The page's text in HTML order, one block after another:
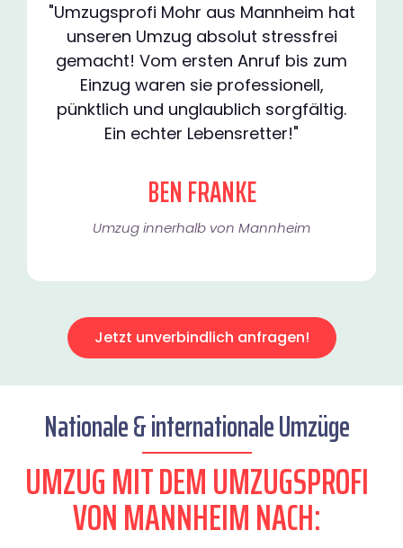
"Umzugsprofi Mohr aus Mannheim hat
unseren Umzug absolut stressfrei
gemacht! Vom ersten Anruf bis zum
Einzug waren sie professionell,
pünktlich und unglaublich sorgfältig.
Ein echter Lebensretter!"
BEN FRANKE
Umzug innerhalb von Mannheim​
Jetzt unverbindlich anfragen!
Nationale & internationale Umzüge
UMZUG MIT DEM UMZUGSPROFI
VON MANNHEIM NACH: